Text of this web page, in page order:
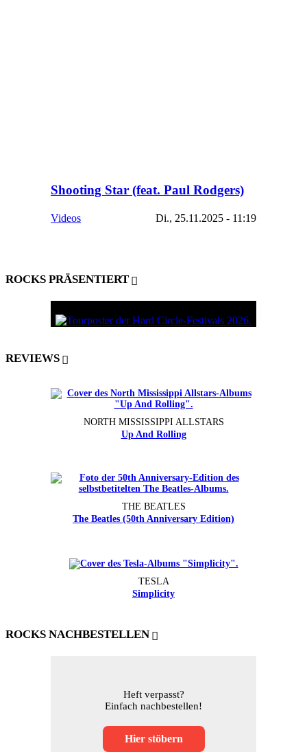
Shooting Star (feat. Paul Rodgers)
Videos Di., 25.11.2025 - 11:19
ROCKS PRÄSENTIERT
REVIEWS
NORTH MISSISSIPPI ALLSTARS
Up And Rolling
THE BEATLES
The Beatles (50th Anniversary Edition)
TESLA
Simplicity
ROCKS NACHBESTELLEN
Heft verpasst?
Einfach nachbestellen!
Hier stöbern